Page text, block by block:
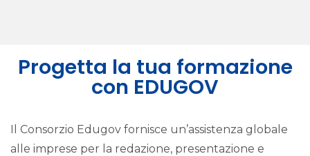
Progetta la tua formazione
con EDUGOV
Il Consorzio Edugov fornisce un’assistenza globale
alle imprese per la redazione, presentazione e